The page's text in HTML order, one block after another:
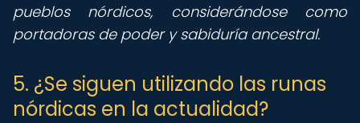
pueblos nórdicos, considerándose como
portadoras de poder y sabiduría ancestral.
5. ¿Se siguen utilizando las runas
nórdicas en la actualidad?